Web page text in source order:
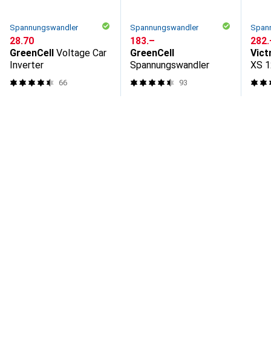
Spannungswandler
CHF
28.70
GreenCell Voltage Car
Inverter
66
Spannungswandler
CHF
183.–
GreenCell
Spannungswandler
93
CHF
XS